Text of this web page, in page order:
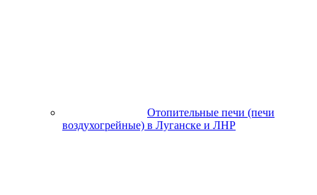
Отопительные печи (печи
воздухогрейные) в Луганске и ЛНР